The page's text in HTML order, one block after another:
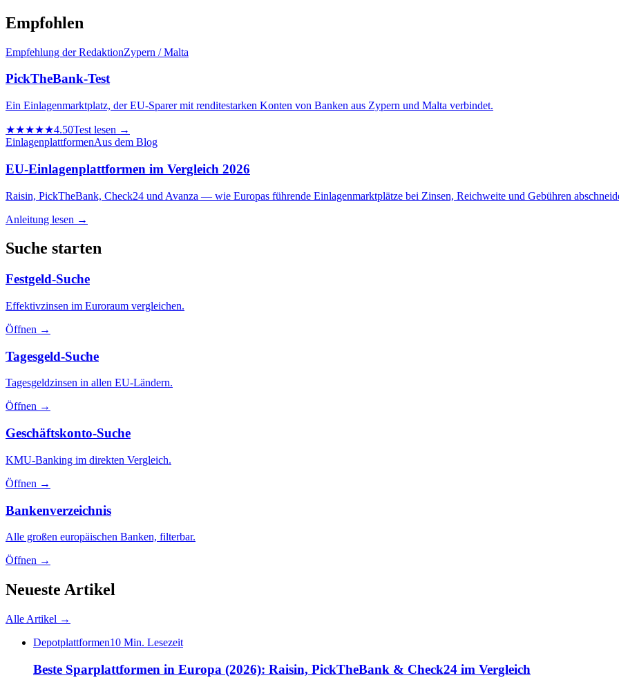
Empfohlen
Empfehlung der RedaktionZypern / Malta
PickTheBank-Test
Ein Einlagenmarktplatz, der EU-Sparer mit renditestarken Konten von Banken aus Zypern und Malta verbindet.
★★★★★4.50Test lesen →
EinlagenplattformenAus dem Blog
EU-Einlagenplattformen im Vergleich 2026
Raisin, PickTheBank, Check24 und Avanza — wie Europas führende Einlagenmarktplätze bei Zinsen, Reichweite und Gebühren
Anleitung lesen →
Suche starten
Festgeld-Suche
Effektivzinsen im Euroraum vergleichen.
Öffnen →
Tagesgeld-Suche
Tagesgeldzinsen in allen EU-Ländern.
Öffnen →
Geschäftskonto-Suche
KMU-Banking im direkten Vergleich.
Öffnen →
Bankenverzeichnis
Alle großen europäischen Banken, filterbar.
Öffnen →
Neueste Artikel
Alle Artikel →
Depotplattformen10 Min. Lesezeit
Beste Sparplattformen in Europa (2026): Raisin, PickTheBank & Check24 im Vergleich